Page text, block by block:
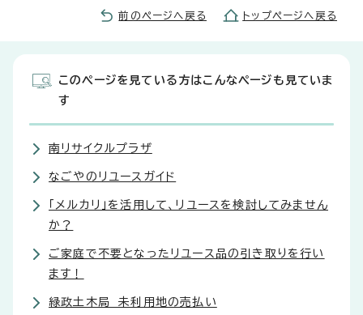
前のページへ戻る トップページへ戻る
このページを見ている方はこんなページも見ていま
す
南リサイクルプラザ
なごやのリユースガイド
「メルカリ」を活用して、リユースを検討してみません
か？
ご家庭で不要となったリユース品の引き取りを行い
ます！
緑政土木局 未利用地の売払い